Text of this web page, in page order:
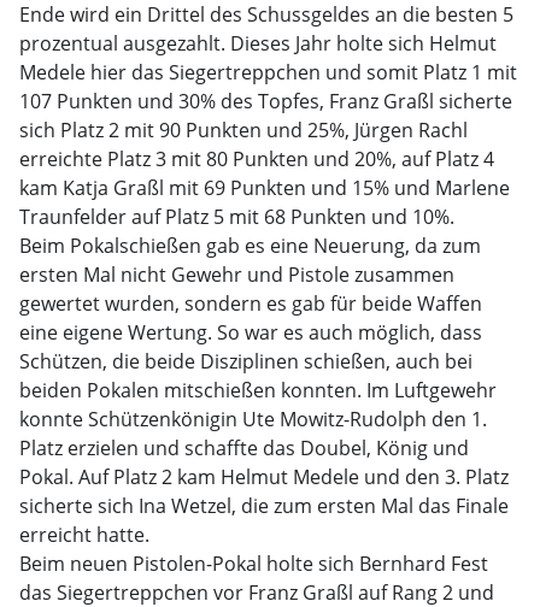
Ende wird ein Drittel des Schussgeldes an die besten 5
prozentual ausgezahlt. Dieses Jahr holte sich Helmut
Medele hier das Siegertreppchen und somit Platz 1 mit
107 Punkten und 30% des Topfes, Franz Graßl sicherte
sich Platz 2 mit 90 Punkten und 25%, Jürgen Rachl
erreichte Platz 3 mit 80 Punkten und 20%, auf Platz 4
kam Katja Graßl mit 69 Punkten und 15% und Marlene
Traunfelder auf Platz 5 mit 68 Punkten und 10%.
Beim Pokalschießen gab es eine Neuerung, da zum
ersten Mal nicht Gewehr und Pistole zusammen
gewertet wurden, sondern es gab für beide Waffen
eine eigene Wertung. So war es auch möglich, dass
Schützen, die beide Disziplinen schießen, auch bei
beiden Pokalen mitschießen konnten. Im Luftgewehr
konnte Schützenkönigin Ute Mowitz-Rudolph den 1.
Platz erzielen und schaffte das Doubel, König und
Pokal. Auf Platz 2 kam Helmut Medele und den 3. Platz
sicherte sich Ina Wetzel, die zum ersten Mal das Finale
erreicht hatte.
Beim neuen Pistolen-Pokal holte sich Bernhard Fest
das Siegertreppchen vor Franz Graßl auf Rang 2 und